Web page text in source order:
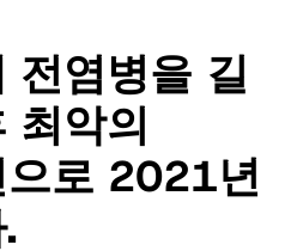
전염병을 길
최악의
으로 2021년